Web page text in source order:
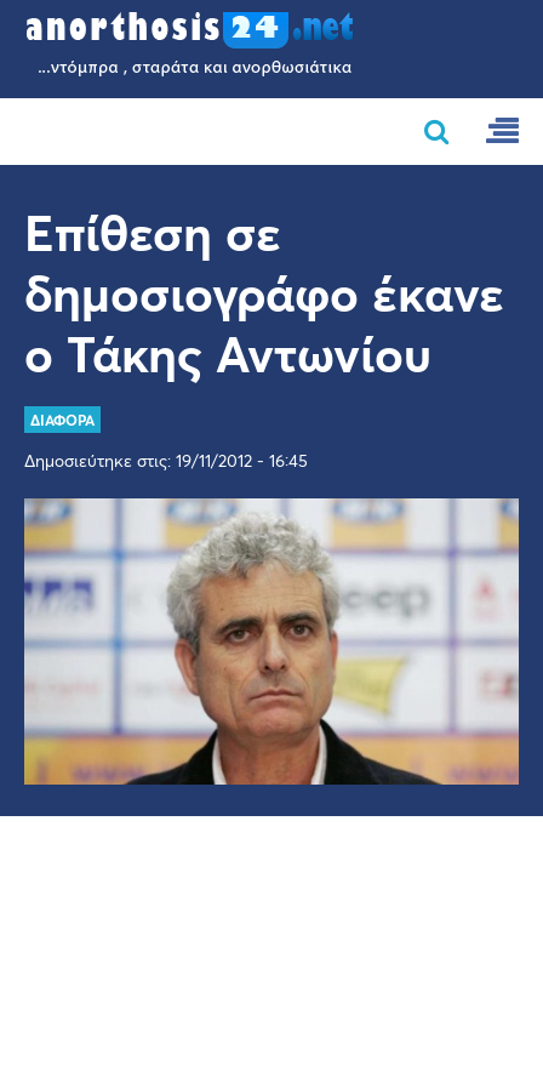
Επίθεση σε
δημοσιογράφο έκανε
ο Τάκης Αντωνίου
ΔΙΑΦΟΡΑ
Δημοσιεύτηκε στις: 19/11/2012 - 16:45